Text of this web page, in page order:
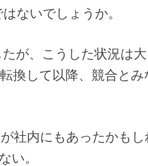
ないでしょうか。
が、こうした状況は
換して以降、競合と
社内にもあったかも
い。